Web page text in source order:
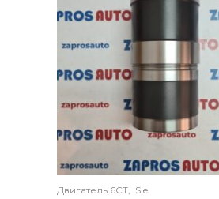
Двигатель 6CT, ISle